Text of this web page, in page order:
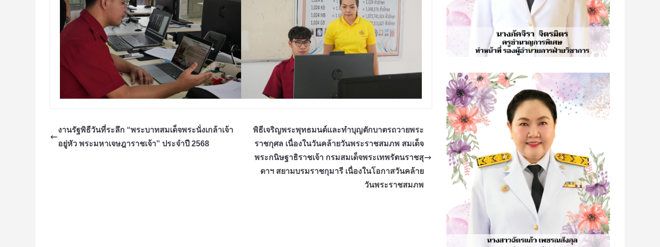
งานรัฐพิธีวันที่ระลึก “พระบาทสมเด็จพระนั่งเกล้าเจ้า
อยู่หัว พระมหาเจษฎาราชเจ้า” ประจำปี 2568
พิธีเจริญพระพุทธมนต์และทำบุญตักบาตรถวายพระ
ราชกุศล เนื่องในวันคล้ายวันพระราชสมภพ สมเด็จ
พระกนิษฐาธิราชเจ้า กรมสมเด็จพระเทพรัตนราชสุ
ดาฯ สยามบรมราชกุมารี เนื่องในโอกาสวันคล้าย
วันพระราชสมภพ